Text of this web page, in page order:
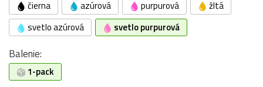
čierna azúrová purpurová
žltá
svetlo azúrová
svetlo purpurová
Balenie:
1-pack